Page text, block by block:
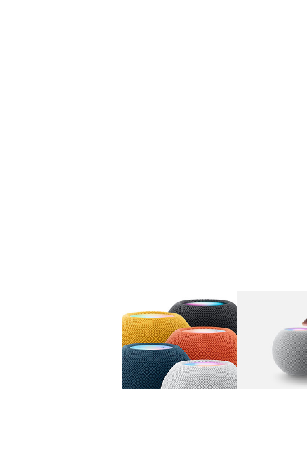
图库 图像 1